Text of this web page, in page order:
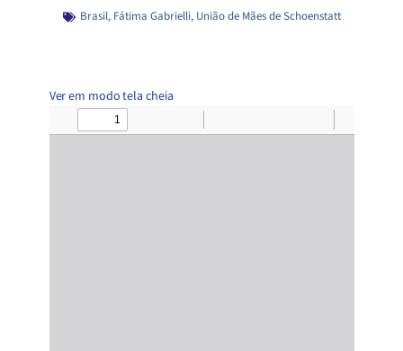
Brasil, Fátima Gabrielli, União de Mães de Schoenstatt
Ver em modo tela cheia